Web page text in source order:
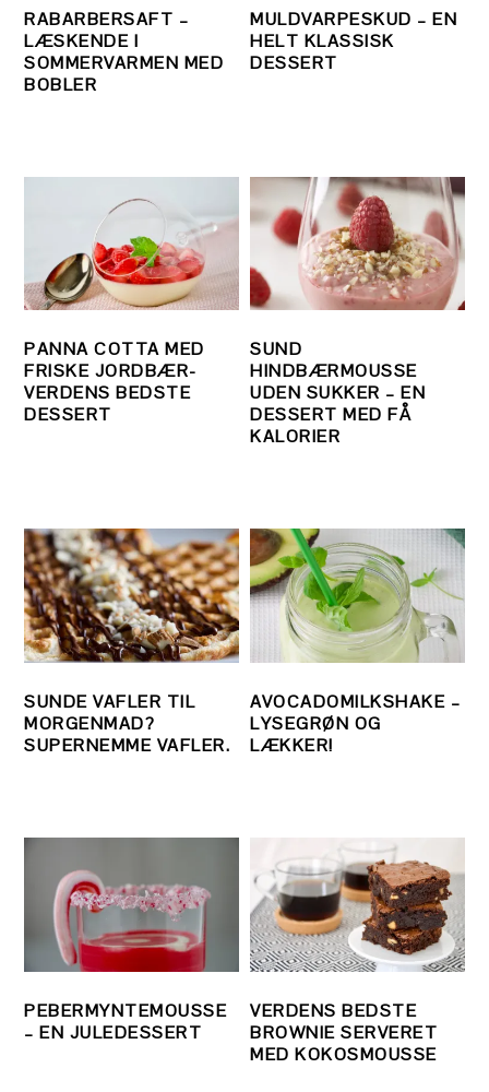
RABARBERSAFT –
LÆSKENDE I
SOMMERVARMEN MED
BOBLER
MULDVARPESKUD – EN
HELT KLASSISK
DESSERT
PANNA COTTA MED
FRISKE JORDBÆR-
VERDENS BEDSTE
DESSERT
SUND
HINDBÆRMOUSSE
UDEN SUKKER – EN
DESSERT MED FÅ
KALORIER
SUNDE VAFLER TIL
MORGENMAD?
SUPERNEMME VAFLER.
AVOCADOMILKSHAKE –
LYSEGRØN OG
LÆKKER!
PEBERMYNTEMOUSSE
– EN JULEDESSERT
VERDENS BEDSTE
BROWNIE SERVERET
MED KOKOSMOUSSE